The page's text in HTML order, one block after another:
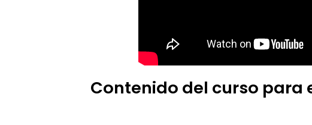
Contenido del curso para